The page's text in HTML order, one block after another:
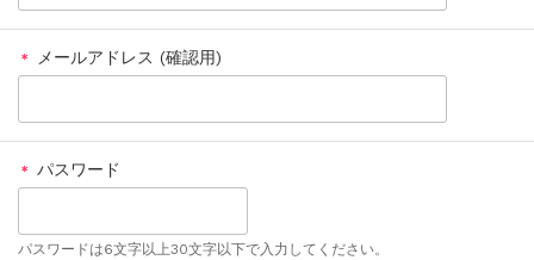
＊ メールアドレス (確認用)
＊ パスワード
パスワードは6文字以上30文字以下で入力してください。